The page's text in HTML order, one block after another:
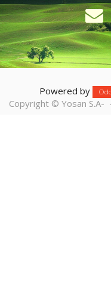
Powered by
Copyright © Yosan S.A-